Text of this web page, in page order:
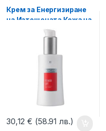
Крем за Енергизиране
на Изтощената Кожа на
Лицето Power Lift
Zeitgard LR
30,12€ (58.91 лв.)